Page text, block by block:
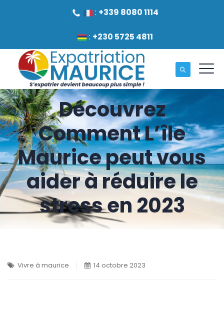
: +339 8080 1114
: +230 5725 4811
Découvrez
Comment L’île
Maurice peut vous
aider à réduire le
stress en 2023
Vivre à maurice 14 octobre 2023